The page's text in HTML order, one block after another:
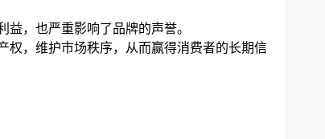
，也严重影响了品牌的声誉。
权，维护市场秩序，从而赢得消费者的长期信